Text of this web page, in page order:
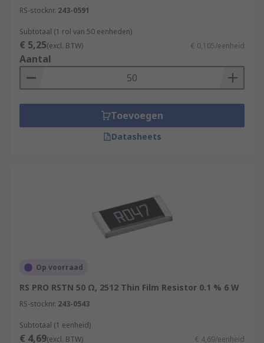
RS-stocknr. 243-0591
Subtotaal (1 rol van 50 eenheden)
€ 5,25(excl. BTW) € 0,105/eenheid
Aantal
Toevoegen
Datasheets
Op voorraad
RS PRO RSTN 50 Ω, 2512 Thin Film Resistor 0.1 % 6 W
RS-stocknr. 243-0543
Subtotaal (1 eenheid)
€ 4,69(excl. BTW) € 4,69/eenheid